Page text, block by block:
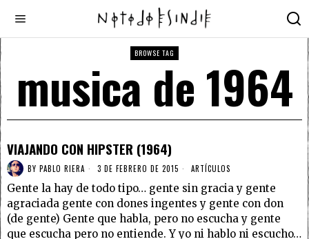
BROWSE TAG
musica de 1964
VIAJANDO CON HIPSTER (1964)
BY PABLO RIERA 3 DE FEBRERO DE 2015 ARTÍCULOS
Gente la hay de todo tipo… gente sin gracia y gente
agraciada gente con dones ingentes y gente con don
(de gente) Gente que habla, pero no escucha y gente
que escucha pero no entiende. Y yo ni hablo ni escucho…